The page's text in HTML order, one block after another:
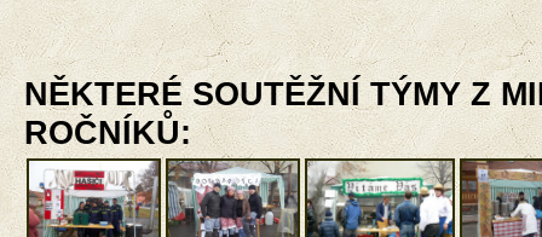
NĚKTERÉ SOUTĚŽNÍ TÝMY Z
ROČNÍKŮ: